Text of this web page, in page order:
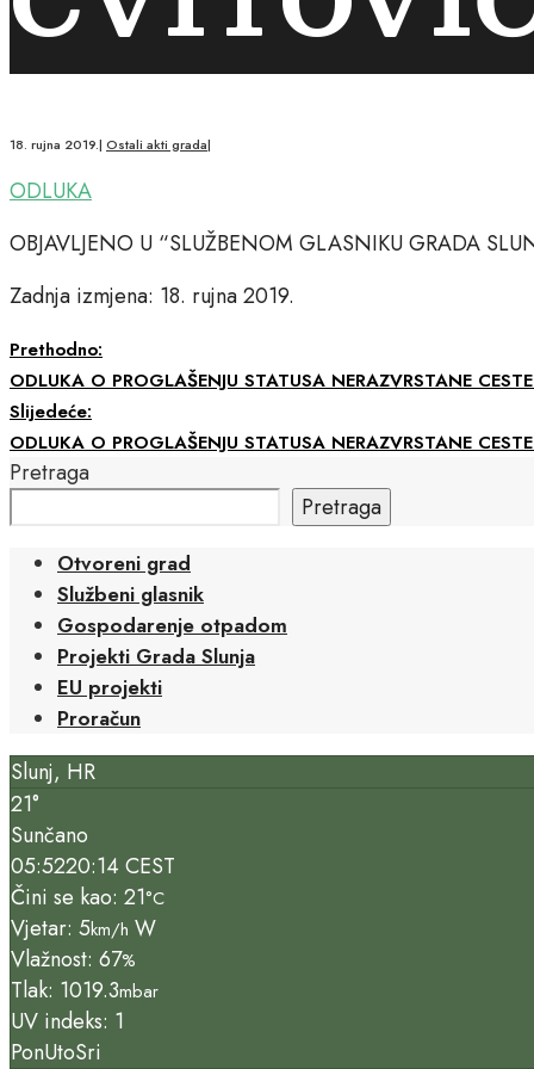
18. rujna 2019.| Ostali akti grada|
ODLUKA
OBJAVLJENO U “SLUŽBENOM GLASNIKU GRADA
Zadnja izmjena: 18. rujna 2019.
Prethodno:
ODLUKA O PROGLAŠENJU STATUSA NERAZVRSTANE
Slijedeće:
ODLUKA O PROGLAŠENJU STATUSA NERAZVRSTANE
Pretraga
Pretraga
Otvoreni grad
Službeni glasnik
Gospodarenje otpadom
Projekti Grada Slunja
EU projekti
Proračun
Slunj, HR
21°
Sunčano
05:5220:14 CEST
Čini se kao: 21°C
Vjetar: 5km/h W
Vlažnost: 67%
Tlak: 1019.3mbar
UV indeks: 1
PonUtoSri